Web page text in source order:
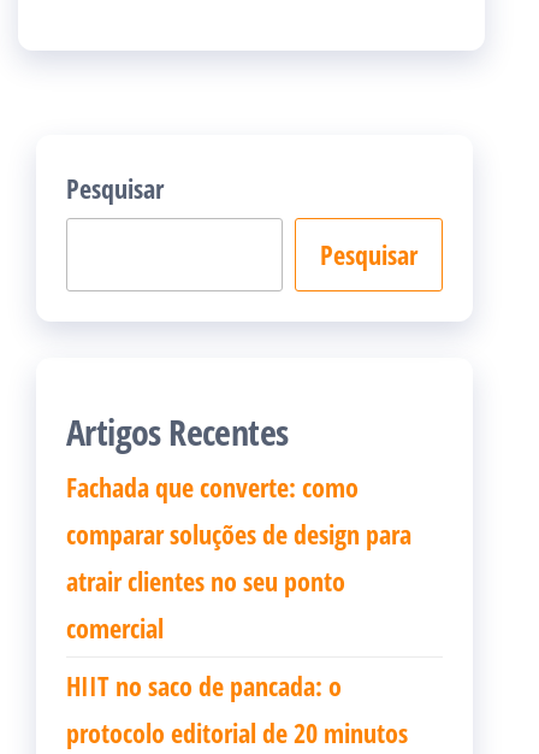
Pesquisar
Pesquisar
Artigos Recentes
Fachada que converte: como
comparar soluções de design para
atrair clientes no seu ponto
comercial
HIIT no saco de pancada: o
protocolo editorial de 20 minutos